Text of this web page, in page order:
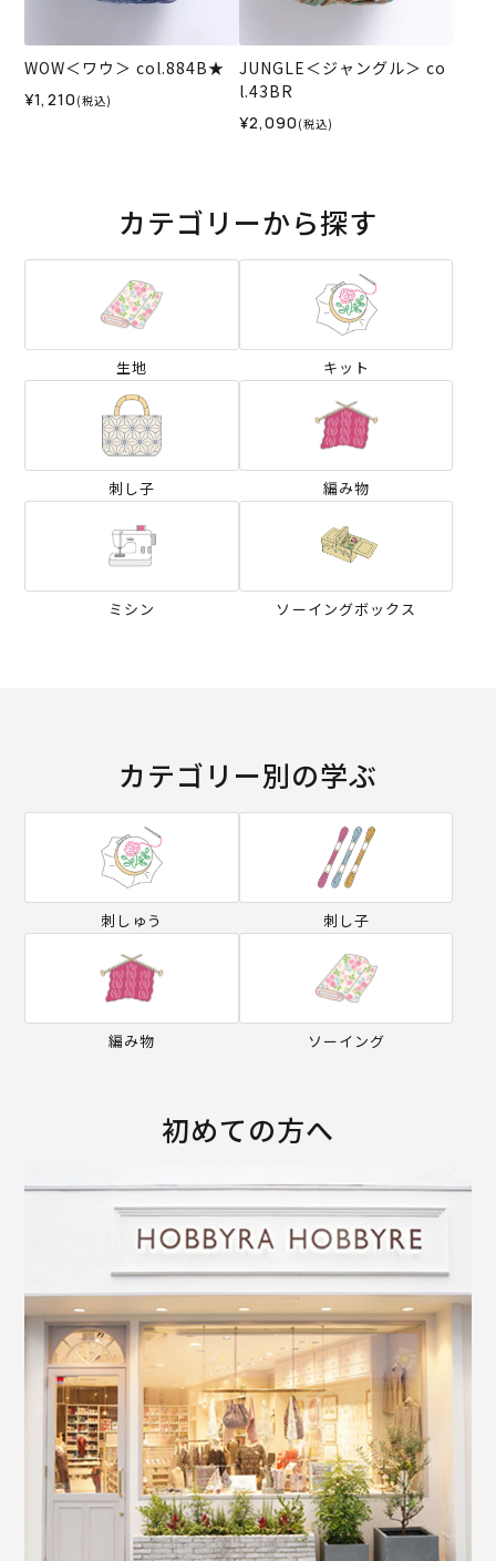
WOW＜ワウ＞ col.884B★
¥1,210 (税込)
JUNGLE＜ジャングル＞ co
l.43BR
¥2,090 (税込)
カテゴリーから探す
生地 キット
刺し子 編み物
ミシン ソーイングボックス
カテゴリー別の学ぶ
刺しゅう 刺し子
編み物 ソーイング
初めての方へ